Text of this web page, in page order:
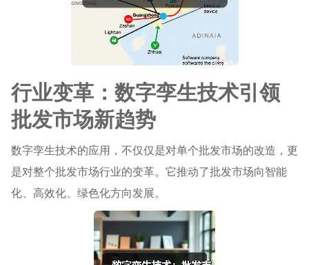
行业变革：数字孪生技术引领
批发市场新趋势
数字孪生技术的应用，不仅仅是对单个批发市场的改造，更
是对整个批发市场行业的变革。它推动了批发市场向智能
化、高效化、绿色化方向发展。